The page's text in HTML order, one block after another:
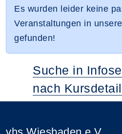
Es wurden leider keine
Veranstaltungen in
gefunden!
Suche in
nach